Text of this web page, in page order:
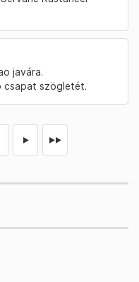
javára.
csapat szögletét.
► ►►